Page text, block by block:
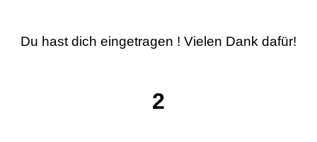
Du hast dich eingetragen ! Vielen Dank dafür!
2